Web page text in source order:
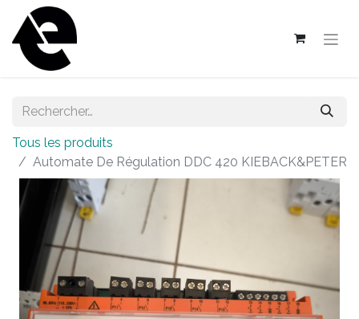
Tous les produits
Automate De Régulation DDC 420 KIEBACK&PETER